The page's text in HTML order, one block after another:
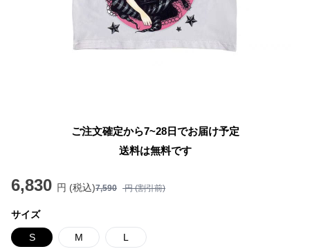
ご注文確定から7~28日でお届け予定
送料は無料です
6,830 円 (税込)7,590 円 (割引前)
サイズ
S M L